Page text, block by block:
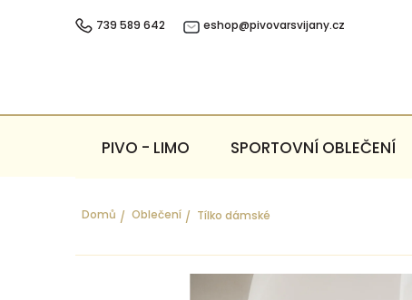
739 589 642 eshop@pivovarsvijany.cz
PIVO - LIMO SPORTOVNÍ OBLEČENÍ
Domů Oblečení Tílko dámské